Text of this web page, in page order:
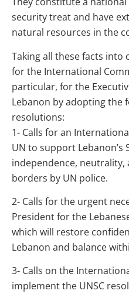
security treat and have
natural resources in the
Taking all these facts into
for the International
particular, for the
Lebanon by adopting the
resolutions:
1- Calls for an
UN to support Lebanon’s
independence,
borders by UN police.
2- Calls for the urgent
President for the
which will restore
Lebanon and balance
3- Calls on the
implement the UNSC